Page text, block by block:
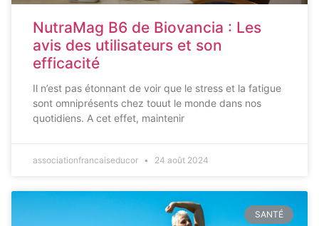
NutraMag B6 de Biovancia : Les
avis des utilisateurs et son
efficacité
Il n’est pas étonnant de voir que le stress et la fatigue
sont omniprésents chez touut le monde dans nos
quotidiens. A cet effet, maintenir
associationfrancaiseducor 24 août 2024
SANTÉ